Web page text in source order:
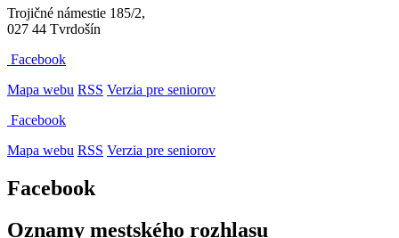
Trojičné námestie 185/2,
027 44 Tvrdošín
Facebook
Mapa webu RSS Verzia pre seniorov
Facebook
Mapa webu RSS Verzia pre seniorov
Facebook
Oznamy mestského rozhlasu